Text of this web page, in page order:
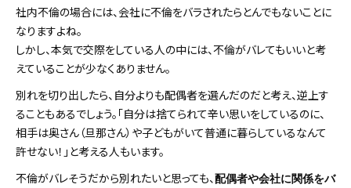
社内不倫の場合には、会社に不倫をバラされたらとんでもないことに
なりますよね。
しかし、本気で交際をしている人の中には、不倫がバレてもいいと考
えていることが少なくありません。
別れを切り出したら、自分よりも配偶者を選んだのだと考え、逆上す
ることもあるでしょう。「自分は捨てられて辛い思いをしているのに、
相手は奥さん（旦那さん）や子どもがいて普通に暮らしているなんて
許せない！」と考える人もいます。
不倫がバレそうだから別れたいと思っても、 配偶者や会社に関係をバ